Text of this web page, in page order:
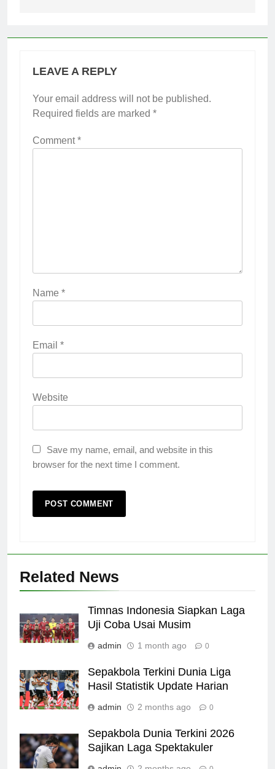
LEAVE A REPLY
Your email address will not be published.
Required fields are marked *
Comment*
Name *
Email *
Website
Save my name, email, and website in this
browser for the next time I comment.
Related News
Timnas Indonesia Siapkan Laga
Uji Coba Usai Musim
admin 1 month ago 0
Sepakbola Terkini Dunia Liga
Hasil Statistik Update Harian
admin 2 months ago 0
Sepakbola Dunia Terkini 2026
Sajikan Laga Spektakuler